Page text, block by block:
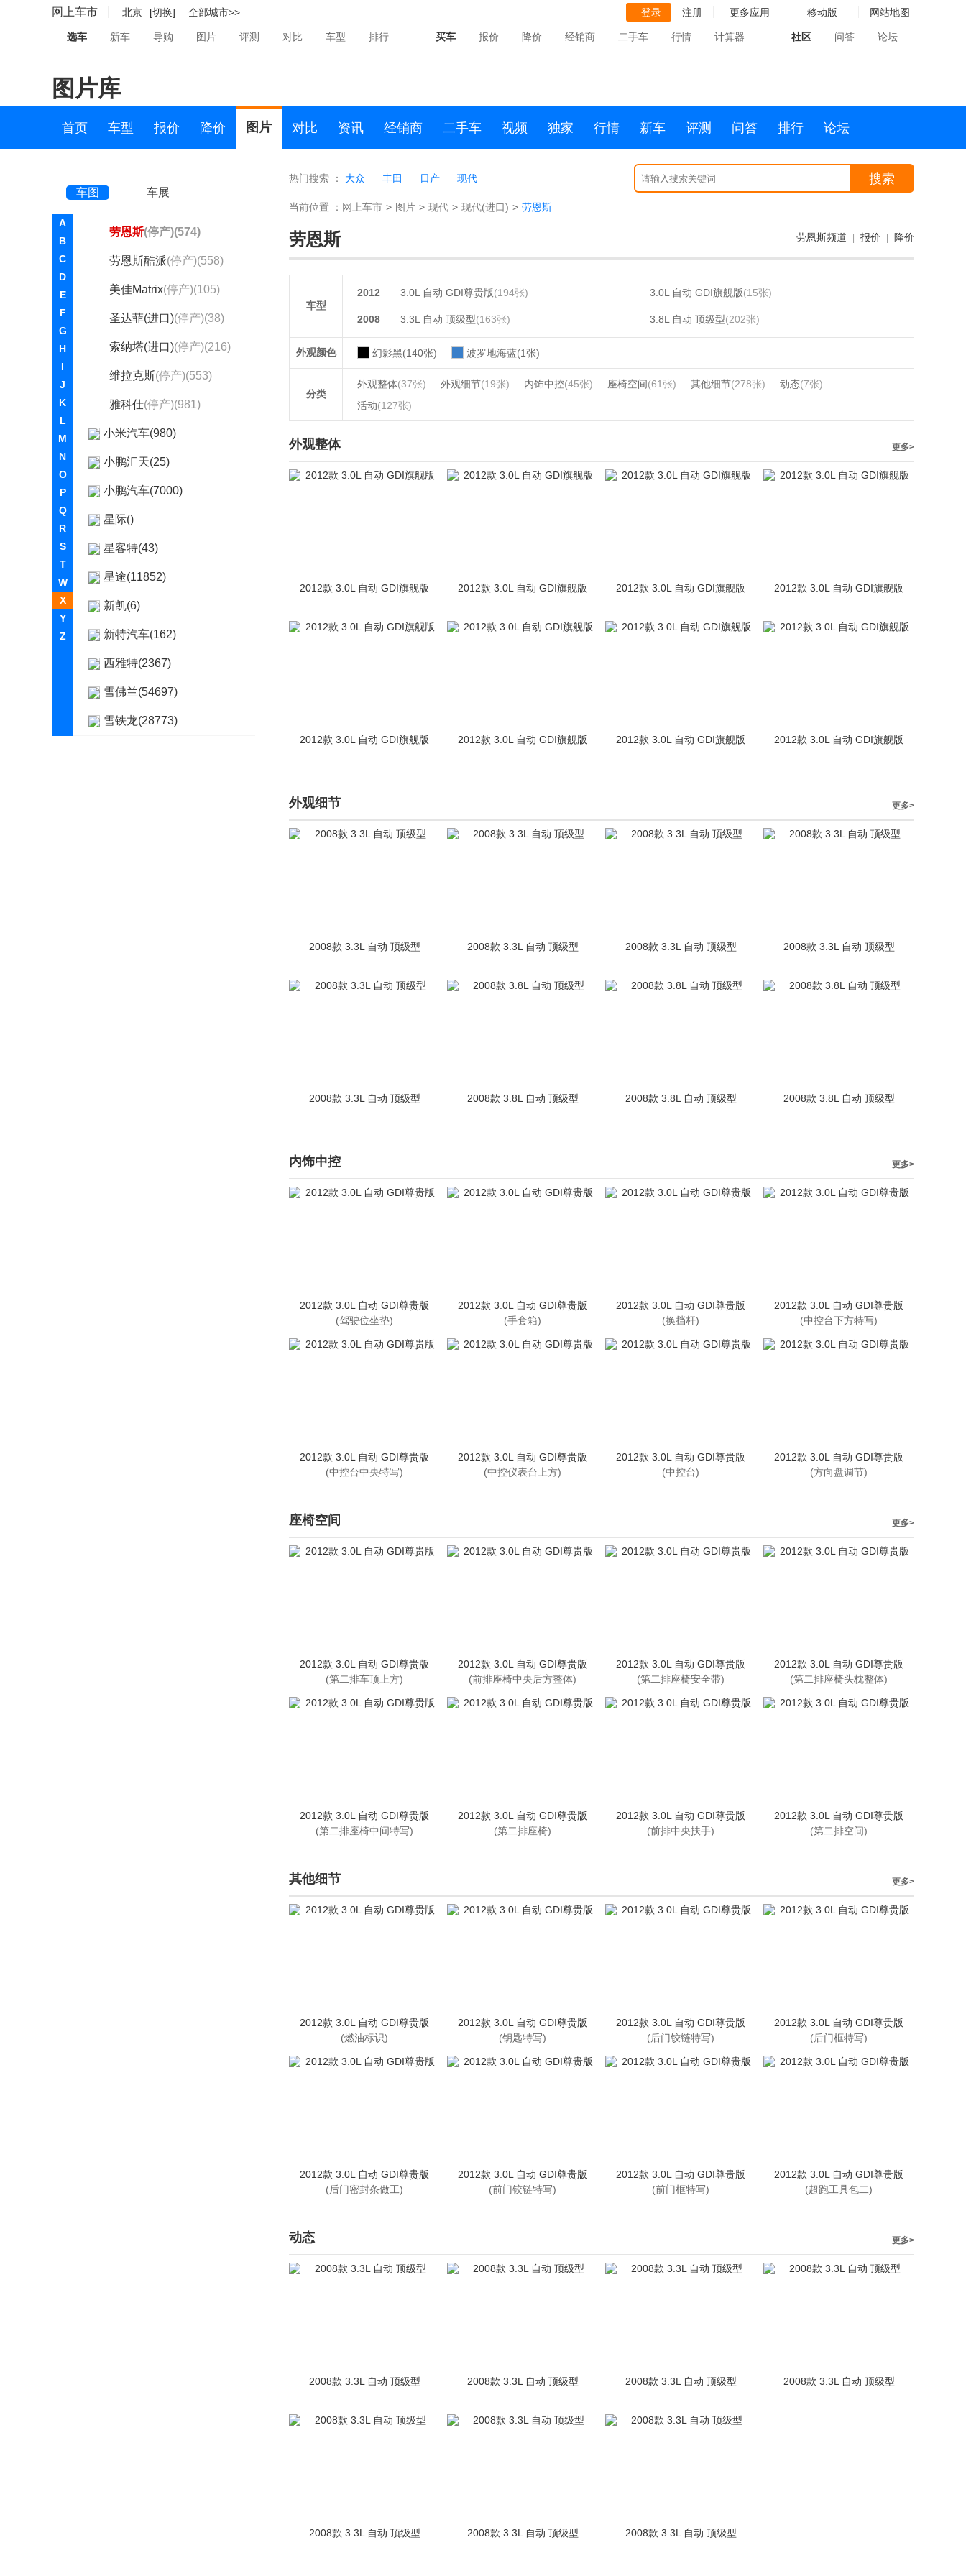
网上车市 北京 [切换] 全部城市>> 登录 注册 更多应用 移动版 网站地图
选车 新车 导购 图片 评测 对比 车型 排行 买车 报价 降价 经销商 二手车 行情 计算器 社区 问答 论坛
图片库
首页 车型 报价 降价 图片 对比 资讯 经销商 二手车 视频 独家 行情 新车 评测 问答 排行 论坛
车图 车展
A
B
C
D
E
F
G
H
I
J
K
L
M
N
O
P
Q
R
S
T
W
X
Y
Z
现代ix20 (2)
现代KONA新能源
劳恩斯(停产)(574)
劳恩斯酷派(停产)(558)
美佳Matrix(停产)(105)
圣达菲(进口)(停产)(38)
索纳塔(进口)(停产)(216)
维拉克斯(停产)(553)
雅科仕(停产)(981)
小米汽车(980)
小鹏汇天(25)
小鹏汽车(7000)
星际()
星客特(43)
星途(11852)
新凯(6)
新特汽车(162)
西雅特(2367)
雪佛兰(54697)
雪铁龙(28773)
热门搜索 ： 大众 丰田 日产 现代 搜索
当前位置 ： 网上车市 > 图片 > 现代 > 现代(进口) > 劳恩斯
劳恩斯 劳恩斯频道 报价 降价
车型
2012 3.0L 自动 GDI尊贵版(194张) 3.0L 自动 GDI旗舰版(15张)
2008 3.3L 自动 顶级型(163张) 3.8L 自动 顶级型(202张)
外观颜色 幻影黑(140张) 波罗地海蓝(1张)
分类
外观整体(37张) 外观细节(19张) 内饰中控(45张) 座椅空间(61张) 其他细节(278张) 动态(7张)
活动(127张)
外观整体 更多>
2012款 3.0L 自动 GDI旗舰版 2012款 3.0L 自动 GDI旗舰版 2012款 3.0L 自动 GDI旗舰版 2012款 3.0L 自动 GDI旗舰版
2012款 3.0L 自动 GDI旗舰版 2012款 3.0L 自动 GDI旗舰版 2012款 3.0L 自动 GDI旗舰版 2012款 3.0L 自动 GDI旗舰版
外观细节 更多>
2008款 3.3L 自动 顶级型 2008款 3.3L 自动 顶级型 2008款 3.3L 自动 顶级型 2008款 3.3L 自动 顶级型
2008款 3.3L 自动 顶级型 2008款 3.8L 自动 顶级型 2008款 3.8L 自动 顶级型 2008款 3.8L 自动 顶级型
内饰中控 更多>
2012款 3.0L 自动 GDI尊贵版
(驾驶位坐垫)
2012款 3.0L 自动 GDI尊贵版
(手套箱)
2012款 3.0L 自动 GDI尊贵版
(换挡杆)
2012款 3.0L 自动 GDI尊贵版
(中控台下方特写)
2012款 3.0L 自动 GDI尊贵版
(中控台中央特写)
2012款 3.0L 自动 GDI尊贵版
(中控仪表台上方)
2012款 3.0L 自动 GDI尊贵版
(中控台)
2012款 3.0L 自动 GDI尊贵版
(方向盘调节)
座椅空间 更多>
2012款 3.0L 自动 GDI尊贵版
(第二排车顶上方)
2012款 3.0L 自动 GDI尊贵版
(前排座椅中央后方整体)
2012款 3.0L 自动 GDI尊贵版
(第二排座椅安全带)
2012款 3.0L 自动 GDI尊贵版
(第二排座椅头枕整体)
2012款 3.0L 自动 GDI尊贵版
(第二排座椅中间特写)
2012款 3.0L 自动 GDI尊贵版
(第二排座椅)
2012款 3.0L 自动 GDI尊贵版
(前排中央扶手)
2012款 3.0L 自动 GDI尊贵版
(第二排空间)
其他细节 更多>
2012款 3.0L 自动 GDI尊贵版
(燃油标识)
2012款 3.0L 自动 GDI尊贵版
(钥匙特写)
2012款 3.0L 自动 GDI尊贵版
(后门铰链特写)
2012款 3.0L 自动 GDI尊贵版
(后门框特写)
2012款 3.0L 自动 GDI尊贵版
(后门密封条做工)
2012款 3.0L 自动 GDI尊贵版
(前门铰链特写)
2012款 3.0L 自动 GDI尊贵版
(前门框特写)
2012款 3.0L 自动 GDI尊贵版
(超跑工具包二)
动态 更多>
2008款 3.3L 自动 顶级型 2008款 3.3L 自动 顶级型 2008款 3.3L 自动 顶级型 2008款 3.3L 自动 顶级型
2008款 3.3L 自动 顶级型 2008款 3.3L 自动 顶级型 2008款 3.3L 自动 顶级型